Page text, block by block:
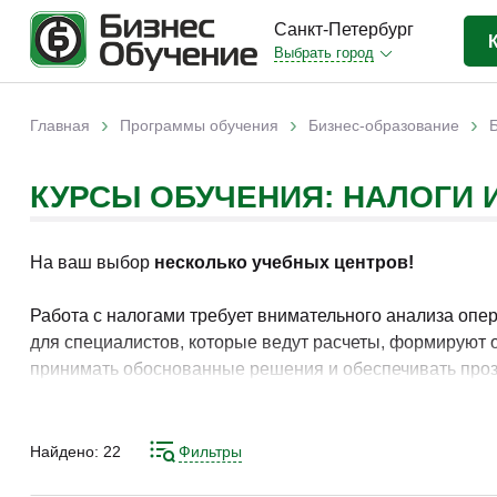
Санкт-Петербург
Выбрать город
Отраслевые (250)
Промышленное обучение (11)
Компьютерная грамотность
Дизайн (4)
Личностный рост
Главная › Программы обучения › Бизнес-образование ›
КУРСЫ ОБУЧЕНИЯ: НАЛОГИ
На ваш выбор несколько учебных центров!
Работа с налогами требует внимательного анализа
для специалистов, которые ведут расчеты, формируют
принимать обоснованные решения и обеспечивать
формированию устойчивых навыков работы с
Найдено: 22 Фильтры